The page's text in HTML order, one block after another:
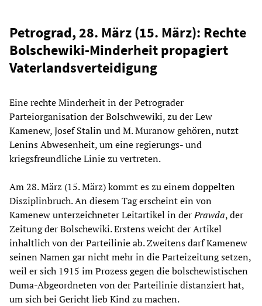
Petrograd, 28. März (15. März): Rechte
Bolschewiki-Minderheit propagiert
Vaterlandsverteidigung
Eine rechte Minderheit in der Petrograder
Parteiorganisation der Bolschwewiki, zu der Lew
Kamenew, Josef Stalin und M. Muranow gehören, nutzt
Lenins Abwesenheit, um eine regierungs- und
kriegsfreundliche Linie zu vertreten.
Am 28. März (15. März) kommt es zu einem doppelten
Disziplinbruch. An diesem Tag erscheint ein von
Kamenew unterzeichneter Leitartikel in derPrawda, der
Zeitung der Bolschewiki. Erstens weicht der Artikel
inhaltlich von der Parteilinie ab. Zweitens darf Kamenew
seinen Namen gar nicht mehr in die Parteizeitung setzen,
weil er sich 1915 im Prozess gegen die bolschewistischen
Duma-Abgeordneten von der Parteilinie distanziert hat,
um sich bei Gericht lieb Kind zu machen.